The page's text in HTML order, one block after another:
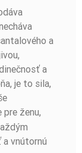
a
a
je to sila,
pre ženu,
vnútornú